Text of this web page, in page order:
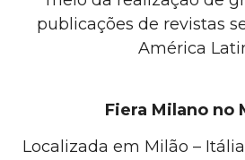
publicações de revistas
América
Fiera Milano no
Localizada em Milão –